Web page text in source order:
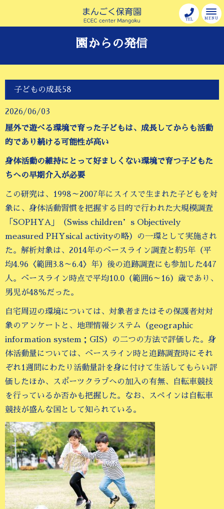
MENU
TEL
園からの発信
子どもの成長58
2026/06/03
屋外で遊べる環境で育った子どもは、成長してからも活動
的であり続ける可能性が高い
身体活動の維持にとって好ましくない環境で育つ子どもた
ちへの早期介入が必要
この研究は、1998～2007年にスイスで生まれた子どもを対
象に、身体活動習慣を把握する目的で行われた大規模調査
「SOPHYA」（Swiss children’s Objectively
measured PHYsical activityの略）の一環として実施され
た。解析対象は、2014年のベースライン調査と約5年（平
均4.96〈範囲3.8～6.4〉年）後の追跡調査にも参加した447
人。ベースライン時点で平均10.0（範囲6～16）歳であり、
男児が48％だった。
自宅周辺の環境については、対象者またはその保護者対対
象のアンケートと、地理情報システム（geographic
information system；GIS）の二つの方法で評価した。身
体活動量については、ベースライン時と追跡調査時にそれ
ぞれ1週間にわたり活動量計を身に付けて生活してもらい評
価したほか、スポーツクラブへの加入の有無、自転車競技
を行っているか否かも把握した。なお、スペインは自転車
競技が盛んな国として知られている。